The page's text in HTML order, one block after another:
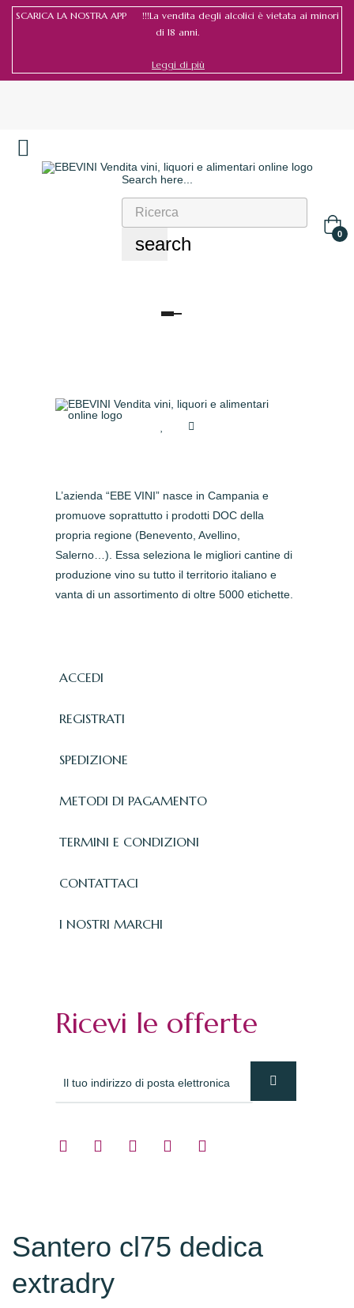
SCARICA LA NOSTRA APP !!!La vendita degli alcolici è vietata ai minori
di 18 anni.
Leggi di più
Search here...
search 0
navigazione
L’azienda “EBE VINI” nasce in Campania e
promuove soprattutto i prodotti DOC della
propria regione (Benevento, Avellino,
Salerno…). Essa seleziona le migliori cantine di
produzione vino su tutto il territorio italiano e
vanta di un assortimento di oltre 5000 etichette.
ACCEDI
REGISTRATI
SPEDIZIONE
METODI DI PAGAMENTO
TERMINI E CONDIZIONI
CONTATTACI
I NOSTRI MARCHI
Ricevi le offerte
Santero cl75 dedica
extradry